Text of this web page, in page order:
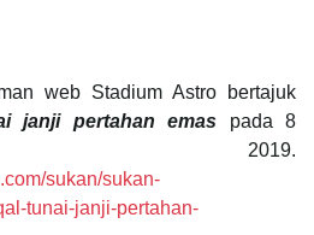
web Stadium Astro bertajuk
janji pertahan emas pada 8
2019.
sukan/sukan-
tunai-janji-pertahan-